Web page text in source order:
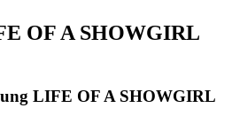
OF A SHOWGIRL
LIFE OF A SHOWGIRL